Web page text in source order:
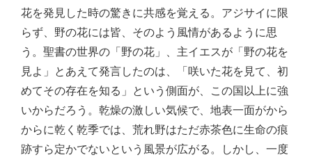
花を発見した時の驚きに共感を覚える。アジサイに限
らず、野の花には皆、そのよう風情があるように思
う。聖書の世界の「野の花」、主イエスが「野の花を
見よ」とあえて発言したのは、「咲いた花を見て、初
めてその存在を知る」という側面が、この国以上に強
いからだろう。乾燥の激しい気候で、地表一面がから
からに乾く乾季では、荒れ野はただ赤茶色に生命の痕
跡すら定かでないという風景が広がる。しかし、一度